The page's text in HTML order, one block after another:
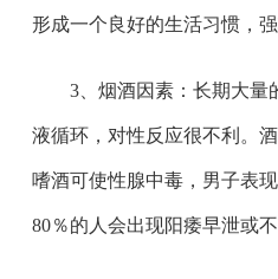
形成一个良好的生活习惯，
3、烟酒因素：长期大量
液循环，对性反应很不利。
嗜酒可使性腺中毒，男子表
80％的人会出现阳痿早泄或不